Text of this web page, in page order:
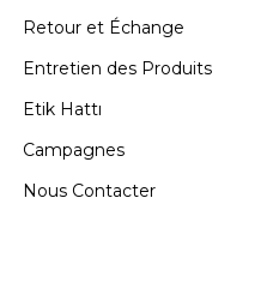
Retour et Échange
Entretien des Produits
Etik Hattı
Campagnes
Nous Contacter